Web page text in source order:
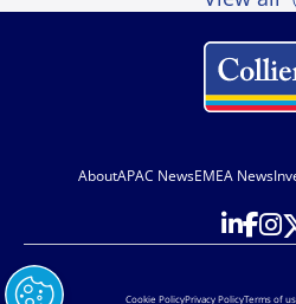
AboutAPAC NewsEMEA News
Cookie PolicyPrivacy PolicyTerms of